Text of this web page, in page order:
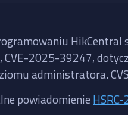
HikCentral
CVE-2025-39247,
administratora.
powiadomienie